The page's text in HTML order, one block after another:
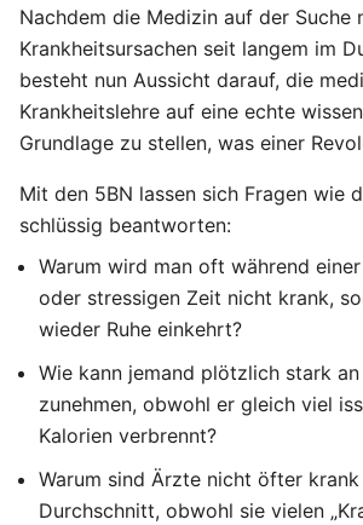
Nachdem die Medizin auf der Suche
Krankheitsursachen seit langem im
besteht nun Aussicht darauf, die
Krankheitslehre auf eine echte
Grundlage zu stellen, was einer
Mit den 5BN lassen sich Fragen wie
schlüssig beantworten:
Warum wird man oft während
oder stressigen Zeit nicht krank,
wieder Ruhe einkehrt?
Wie kann jemand plötzlich stark
zunehmen, obwohl er gleich viel
Kalorien verbrennt?
Warum sind Ärzte nicht öfter
Durchschnitt, obwohl sie vielen